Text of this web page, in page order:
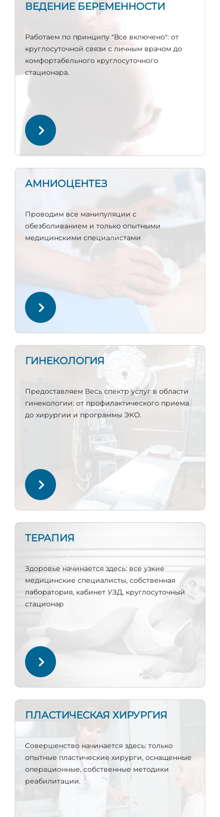
ВЕДЕНИЕ БЕРЕМЕННОСТИ
Работаем по принципу "Все включено": от
круглосуточной связи с личным врачом до
комфортабельного круглосуточного
стационара.
АМНИОЦЕНТЕЗ
Проводим все манипуляции с
обезболиванием и только опытными
медицинскими специалистами
ГИНЕКОЛОГИЯ
Предоставляем Весь спектр услуг в области
гинекологии: от профилактического приема
до хирургии и программы ЭКО.
ТЕРАПИЯ
Здоровье начинается здесь: все узкие
медицинские специалисты, собственная
лаборатория, кабинет УЗД, круглосуточный
стационар
ПЛАСТИЧЕСКАЯ ХИРУРГИЯ
Совершенство начинается здесь: только
опытные пластические хирурги, оснащенные
операционные, собственные методики
реабилитации.